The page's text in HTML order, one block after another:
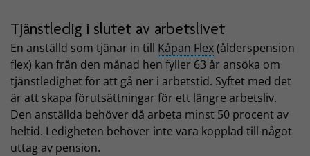
Tjänstledig i slutet av arbetslivet
En anställd som tjänar in till Kåpan Flex(ålderspension
flex) kan från den månad hen fyller 63 år ansöka om
tjänstledighet för att gå ner i arbetstid. Syftet med det
är att skapa förutsättningar för ett längre arbetsliv.
Den anställda behöver då arbeta minst 50 procent av
heltid. Ledigheten behöver inte vara kopplad till något
uttag av pension.